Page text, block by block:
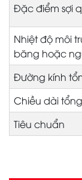
Đặc điểm sợi
Nhiệt độ môi
băng hoặc
Đường kính
Chiều dài
Tiêu chuẩn